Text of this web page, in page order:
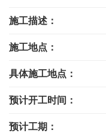
施工描述：
施工地点：
具体施工地点：
预计开工时间：
预计工期：